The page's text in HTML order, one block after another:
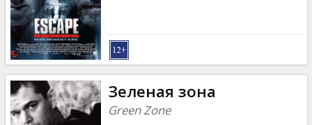
Зеленая зона
Green Zone